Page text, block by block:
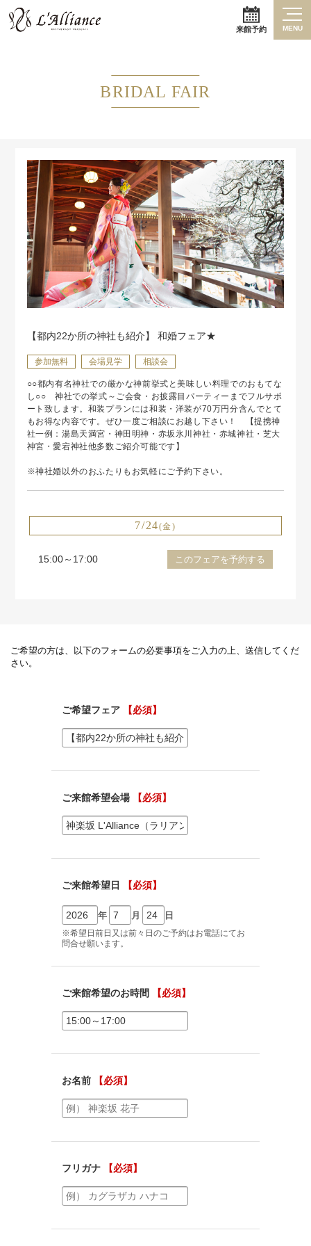
来館予約 MENU
BRIDAL FAIR
【都内22か所の神社も紹介】 和婚フェア★
参加無料 会場見学 相談会
○○都内有名神社での厳かな神前挙式と美味しい料理でのおもてな
し○○ 神社での挙式～ご会食・お披露目パーティーまでフルサポ
ート致します。和装プランには和装・洋装が70万円分含んでとて
もお得な内容です。ぜひ一度ご相談にお越し下さい！ 【提携神
社一例：湯島天満宮・神田明神・赤坂氷川神社・赤城神社・芝大
神宮・愛宕神社他多数ご紹介可能です】
※神社婚以外のおふたりもお気軽にご予約下さい。
7/24(金)
15:00～17:00 このフェアを予約する